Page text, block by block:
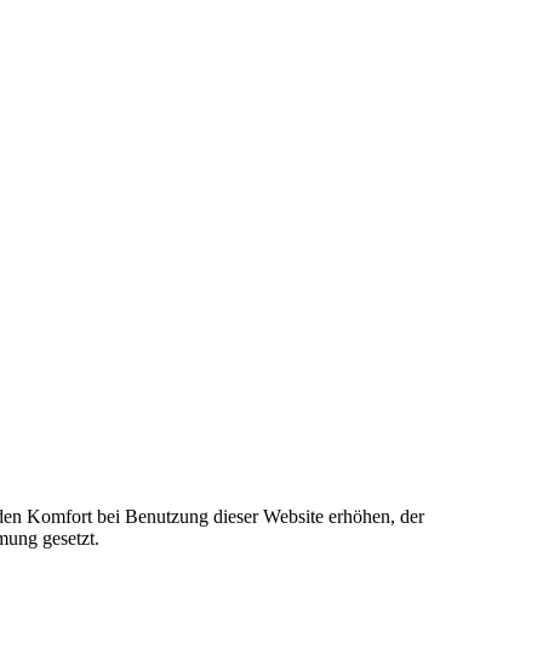
Komfort bei Benutzung dieser Website erhöhen, der
gesetzt.